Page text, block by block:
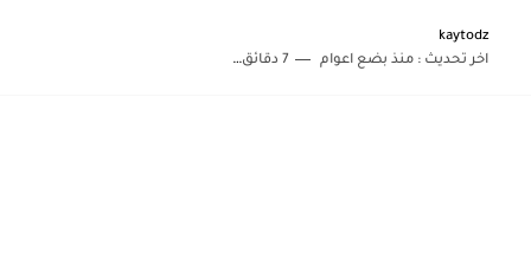
kaytodz
اخر تحديث :منذ بضع اعوام 7 دقائق للقراءة